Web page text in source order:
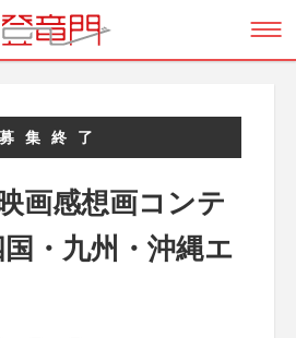
募集終了
画感想画コンテ
・九州・沖縄エ